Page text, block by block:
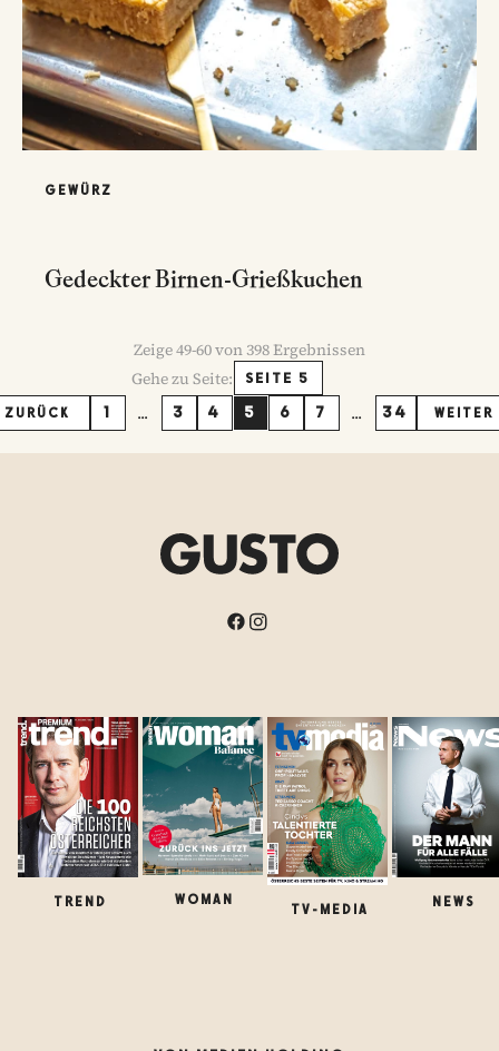
GEWÜRZ
Gedeckter Birnen-Grießkuchen
Zeige49-60von398Ergebnissen
Gehe zu Seite:
SEITE 5
ZURÜCK 1 ... 3 4 5 6 7 ... 34 WEITER
TREND WOMAN
TV-MEDIA
NEWS